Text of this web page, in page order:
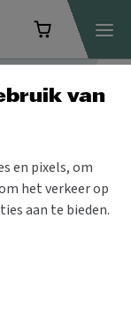
van
en pixels, om
het verkeer op
aan te bieden.